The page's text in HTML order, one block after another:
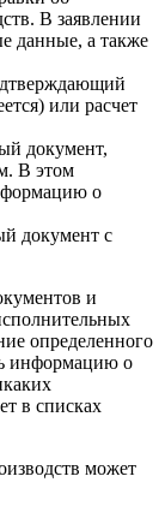
В заявлении
данные, а также
или расчет
документ,
В этом
о
документ с
и
определенного
информацию о
в списках
может